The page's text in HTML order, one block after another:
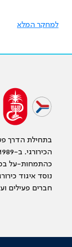
למחקר המלא
בתחילת הדרך
כהתמחות-על
חברים פעילים